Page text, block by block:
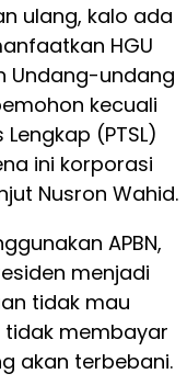
ulang, kalo ada
HGU
Undang-undang
kecuali
(PTSL)
ini korporasi
Nusron Wahid.
APBN,
menjadi
tidak mau
tidak membayar
akan terbebani.